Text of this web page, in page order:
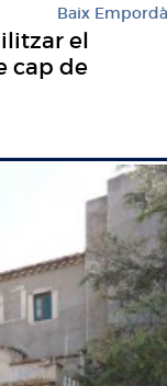
Baix Empordà
el
cap de